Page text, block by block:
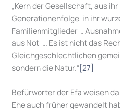
„Kern der Gesellschaft, aus
Generationenfolge, in ihr
Familienmitglieder …
aus Not. … Es ist nicht das
Gleichgeschlechtlichen
sondern die Natur.“[27]
Befürworter der Efa weisen
Ehe auch früher gewandelt